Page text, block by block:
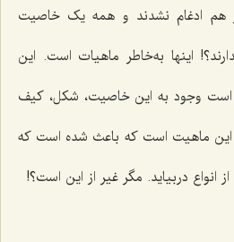
ادغام نشدند و همه یک خاصیت
اینها به‌خاطر ماهیات است. این
وجود به این خاصیت، شکل، کیف
و این ماهیت است که باعث شده است که
انواع دربیاید. مگر غیر از این است؟!